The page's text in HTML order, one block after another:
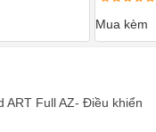
Mua kèm
ART Full AZ- Điều khiển